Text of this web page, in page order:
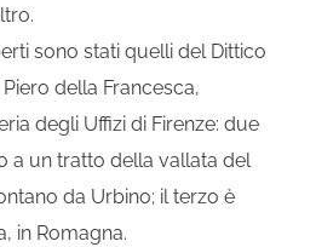
sono stati quelli del Dittico
della Francesca,
degli Uffizi di Firenze: due
a un tratto della vallata del
da Urbino; il terzo è
in Romagna.